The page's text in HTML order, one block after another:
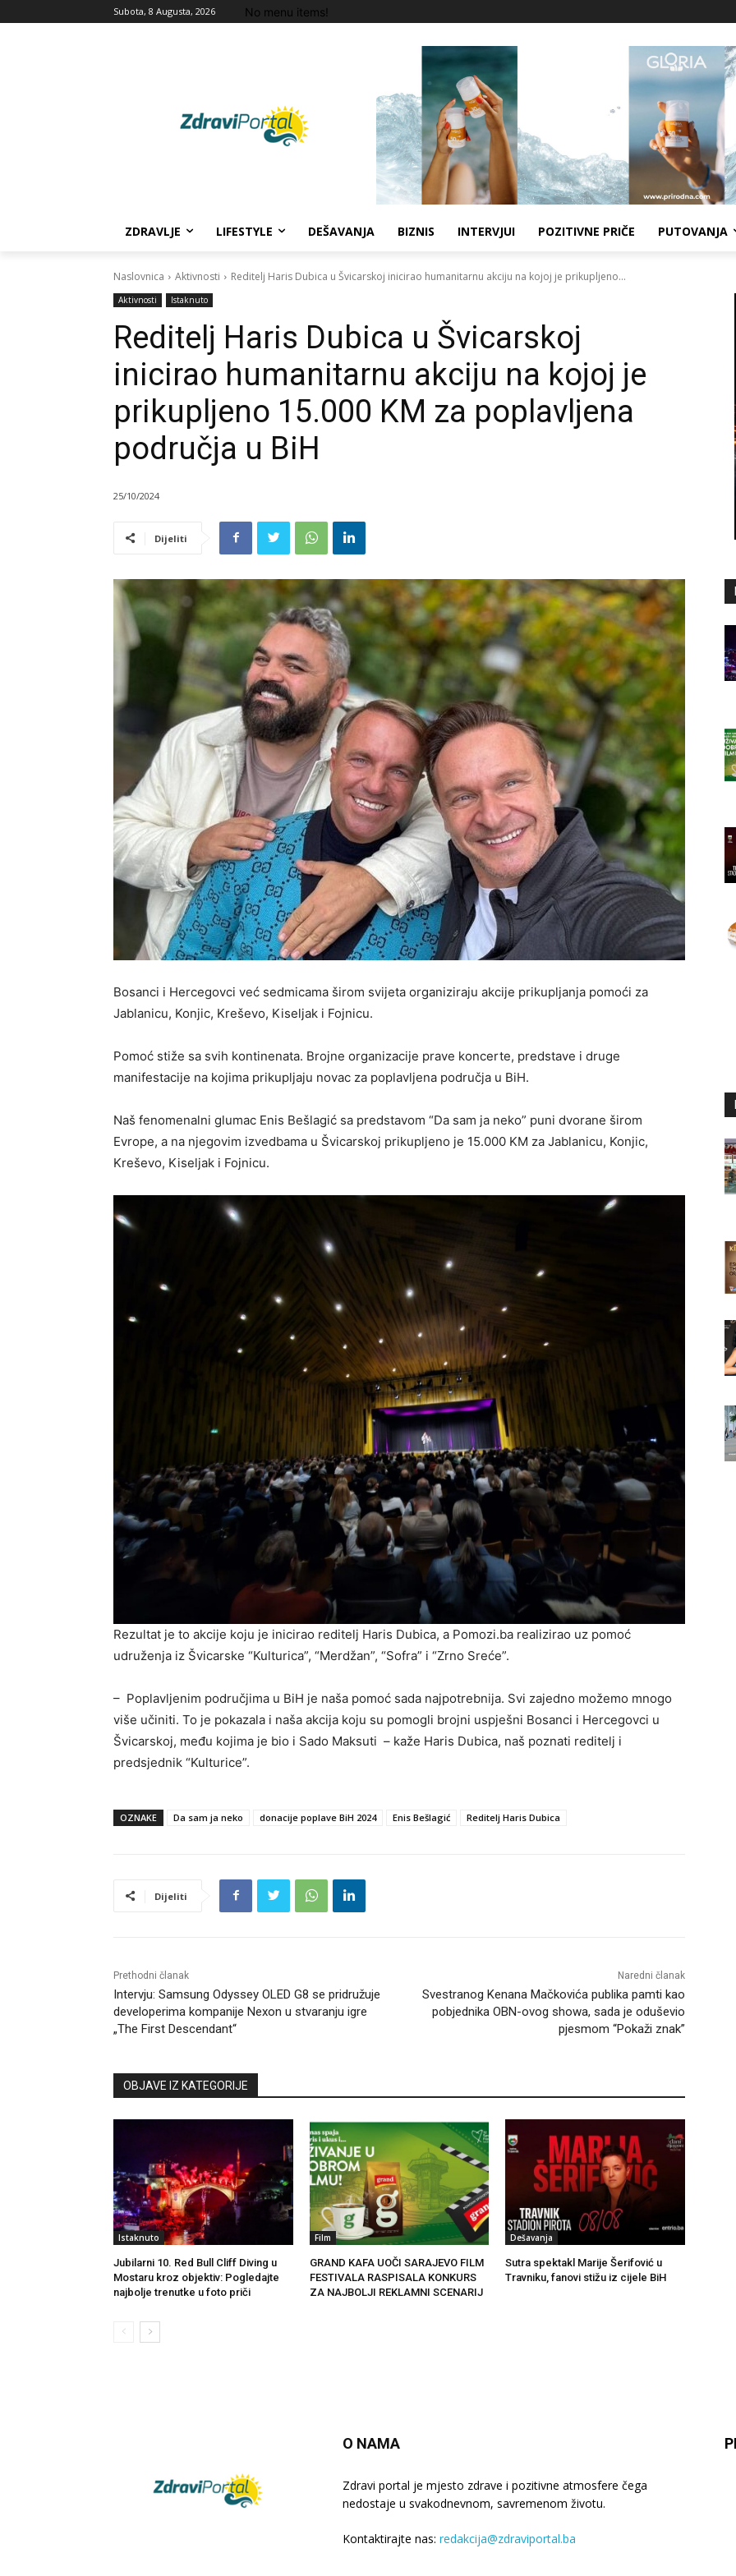
Subota, 8 Augusta, 2026 No menu items!
ZDRAVLJE LIFESTYLE DEŠAVANJA BIZNIS INTERVJUI POZITIVNE PRIČE PUTOVANJA
Naslovnica Aktivnosti Reditelj Haris Dubica u Švicarskoj inicirao humanitarnu akciju na kojoj je prikupljeno...
Aktivnosti Istaknuto
Reditelj Haris Dubica u Švicarskoj
inicirao humanitarnu akciju na kojoj je
prikupljeno 15.000 KM za poplavljena
područja u BiH
25/10/2024
Dijeliti
Bosanci i Hercegovci već sedmicama širom svijeta organiziraju akcije prikupljanja pomoći za
Jablanicu, Konjic, Kreševo, Kiseljak i Fojnicu.
Pomoć stiže sa svih kontinenata. Brojne organizacije prave koncerte, predstave i druge
manifestacije na kojima prikupljaju novac za poplavljena područja u BiH.
Naš fenomenalni glumac Enis Bešlagić sa predstavom “Da sam ja neko” puni dvorane širom
Evrope, a na njegovim izvedbama u Švicarskoj prikupljeno je 15.000 KM za Jablanicu, Konjic,
Kreševo, Kiseljak i Fojnicu.
Rezultat je to akcije koju je inicirao reditelj Haris Dubica, a Pomozi.ba realizirao uz pomoć
udruženja iz Švicarske “Kulturica”, “Merdžan”, “Sofra” i “Zrno Sreće”.
– Poplavljenim područjima u BiH je naša pomoć sada najpotrebnija. Svi zajedno možemo mnogo
više učiniti. To je pokazala i naša akcija koju su pomogli brojni uspješni Bosanci i Hercegovci u
Švicarskoj, među kojima je bio i Sado Maksuti – kaže Haris Dubica, naš poznati reditelj i
predsjednik “Kulturice”.
OZNAKE Da sam ja neko donacije poplave BiH 2024 Enis Bešlagić Reditelj Haris Dubica
Dijeliti
Prethodni članak
Intervju: Samsung Odyssey OLED G8 se pridružuje
developerima kompanije Nexon u stvaranju igre
„The First Descendant“
Naredni članak
Svestranog Kenana Mačkovića publika pamti kao
pobjednika OBN-ovog showa, sada je oduševio
pjesmom “Pokaži znak”
OBJAVE IZ KATEGORIJE
Istaknuto
Jubilarni 10. Red Bull Cliff Diving u
Mostaru kroz objektiv: Pogledajte
najbolje trenutke u foto priči
Film
GRAND KAFA UOČI SARAJEVO FILM
FESTIVALA RASPISALA KONKURS
ZA NAJBOLJI REKLAMNI SCENARIJ
Dešavanja
Sutra spektakl Marije Šerifović u
Travniku, fanovi stižu iz cijele BiH
O NAMA
Zdravi portal je mjesto zdrave i pozitivne atmosfere čega
nedostaje u svakodnevnom, savremenom životu.
Kontaktirajte nas: redakcija@zdraviportal.ba